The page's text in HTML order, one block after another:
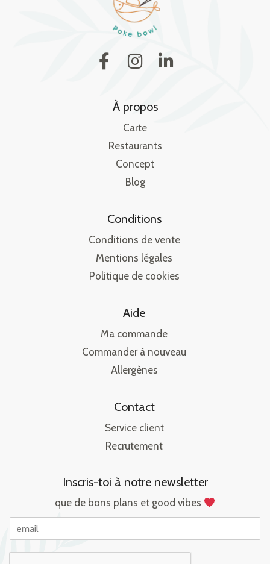
À propos
Carte
Restaurants
Concept
Blog
Conditions
Conditions de vente
Mentions légales
Politique de cookies
Aide
Ma commande
Commander à nouveau
Allergènes
Contact
Service client
Recrutement
Inscris-toi à notre newsletter
que de bons plans et good vibes
m